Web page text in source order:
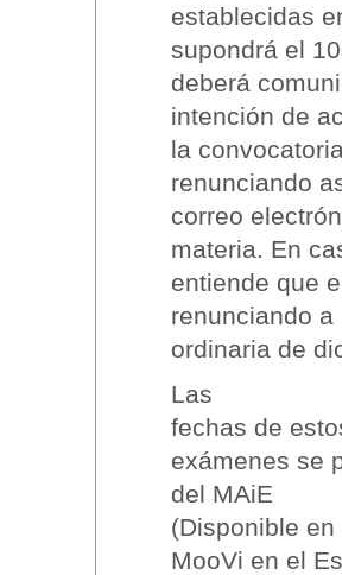
establecidas
supondrá el
deberá
intención de
la
renunciando
correo
materia. En
entiende que
renunciando
ordinaria de
Las
fechas de
exámenes se
del MAiE
(Disponible en
MooVi en el